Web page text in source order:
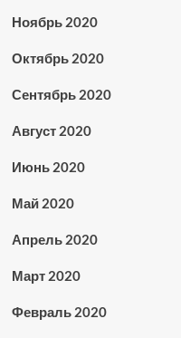
Ноябрь 2020
Октябрь 2020
Сентябрь 2020
Август 2020
Июнь 2020
Май 2020
Апрель 2020
Март 2020
Февраль 2020